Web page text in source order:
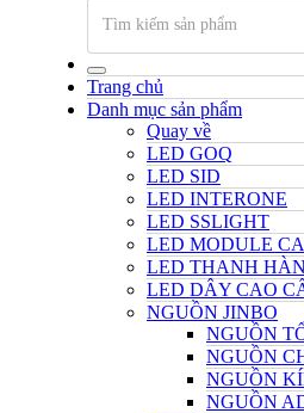
Trang chủ
Danh mục sản phẩm
Quay về
LED GOQ
LED SID
LED INTERONE
LED SSLIGHT
LED MODULE
LED THANH
LED DÂY CAO
NGUỒN JINBO
NGUỒN
NGUỒN
NGUỒN
NGUỒN